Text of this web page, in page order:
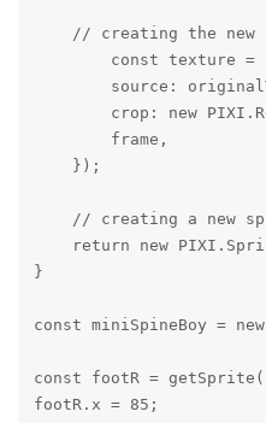
// creating the new
const texture =
source:
crop: new
        frame,
    });
// creating a new
return new
}
const miniSpineBoy =
const footR =
footR.x = 85;